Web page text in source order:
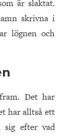
är slaktat.
skrivna i
lögnen och
Det har
har alltså ett
sig efter vad